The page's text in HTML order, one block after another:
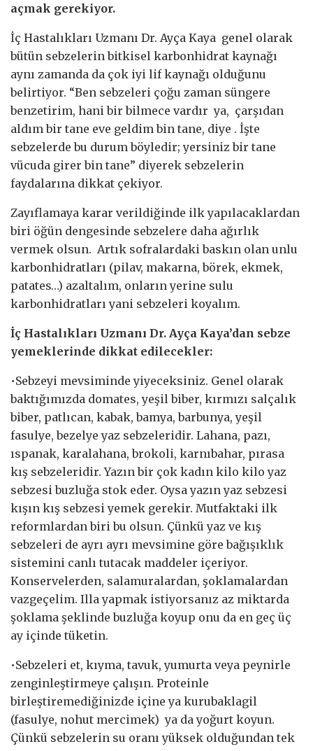
açmak gerekiyor.
İç Hastalıkları Uzmanı Dr. Ayça Kaya genel olarak
bütün sebzelerin bitkisel karbonhidrat kaynağı
aynı zamanda da çok iyi lif kaynağı olduğunu
belirtiyor. “Ben sebzeleri çoğu zaman süngere
benzetirim, hani bir bilmece vardır ya, çarşıdan
aldım bir tane eve geldim bin tane, diye . İşte
sebzelerde bu durum böyledir; yersiniz bir tane
vücuda girer bin tane” diyerek sebzelerin
faydalarına dikkat çekiyor.
Zayıflamaya karar verildiğinde ilk yapılacaklardan
biri öğün dengesinde sebzelere daha ağırlık
vermek olsun. Artık sofralardaki baskın olan unlu
karbonhidratları (pilav, makarna, börek, ekmek,
patates…) azaltalım, onların yerine sulu
karbonhidratları yani sebzeleri koyalım.
İç Hastalıkları Uzmanı Dr. Ayça Kaya’dan sebze
yemeklerinde dikkat edilecekler:
•Sebzeyi mevsiminde yiyeceksiniz. Genel olarak
baktığımızda domates, yeşil biber, kırmızı salçalık
biber, patlıcan, kabak, bamya, barbunya, yeşil
fasulye, bezelye yaz sebzeleridir. Lahana, pazı,
ıspanak, karalahana, brokoli, karnıbahar, pırasa
kış sebzeleridir. Yazın bir çok kadın kilo kilo yaz
sebzesi buzluğa stok eder. Oysa yazın yaz sebzesi
kışın kış sebzesi yemek gerekir. Mutfaktaki ilk
reformlardan biri bu olsun. Çünkü yaz ve kış
sebzeleri de ayrı ayrı mevsimine göre bağışıklık
sistemini canlı tutacak maddeler içeriyor.
Konservelerden, salamuralardan, şoklamalardan
vazgeçelim. Illa yapmak istiyorsanız az miktarda
şoklama şeklinde buzluğa koyup onu da en geç üç
ay içinde tüketin.
•Sebzeleri et, kıyma, tavuk, yumurta veya peynirle
zenginleştirmeye çalışın. Proteinle
birleştiremediğinizde içine ya kurubaklagil
(fasulye, nohut mercimek) ya da yoğurt koyun.
Çünkü sebzelerin su oranı yüksek olduğundan tek